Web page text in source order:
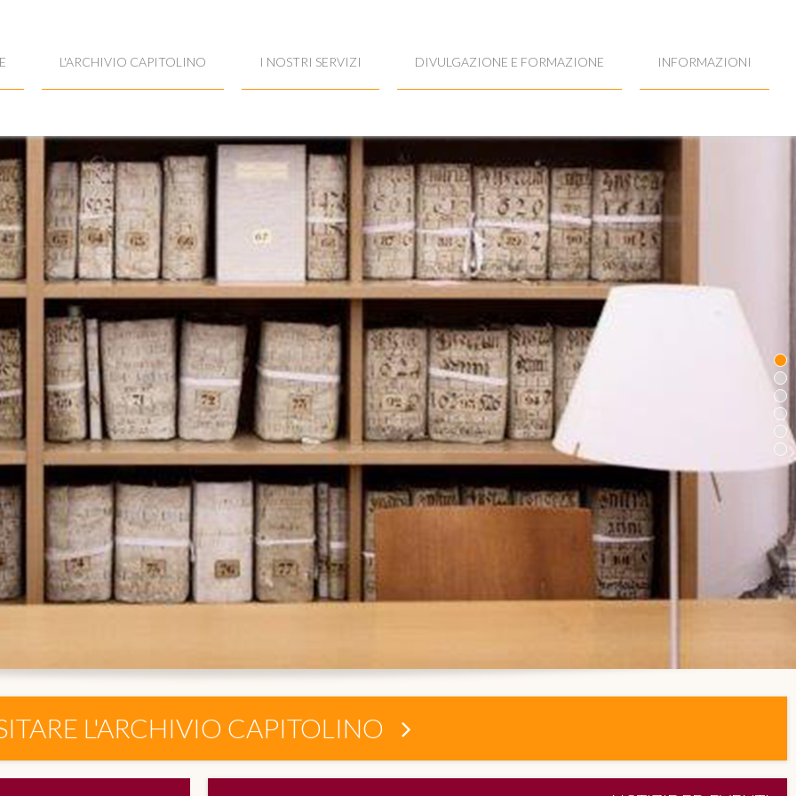
L'ARCHIVIO CAPITOLINO I NOSTRI SERVIZI DIVULGAZIONE E FORMAZIONE INFORMAZIONI
L'ARCHIVIO CAPITOLINO